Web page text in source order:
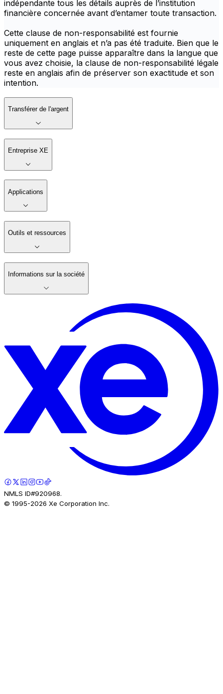
indépendante tous les détails auprès de l’institution
financière concernée avant d’entamer toute transaction.
Cette clause de non-responsabilité est fournie
uniquement en anglais et n’a pas été traduite. Bien que le
reste de cette page puisse apparaître dans la langue que
vous avez choisie, la clause de non-responsabilité légale
reste en anglais afin de préserver son exactitude et son
intention.
Transférer de l'argent
Entreprise XE
Applications
Outils et ressources
Informations sur la société
NMLS ID#920968.
© 1995-2026 Xe Corporation Inc.